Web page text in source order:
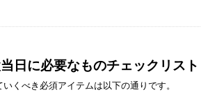
日に必要なものチェックリスト
くべき必須アイテムは以下の通りです。